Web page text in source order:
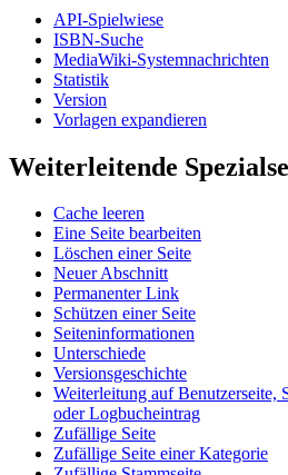
API-Spielwiese
ISBN-Suche
MediaWiki-Systemnachrichten
Statistik
Version
Vorlagen expandieren
Weiterleitende
Cache leeren
Eine Seite bearbeiten
Löschen einer Seite
Neuer Abschnitt
Permanenter Link
Schützen einer Seite
Seiteninformationen
Unterschiede
Versionsgeschichte
Weiterleitung auf Benutzerseite,
oder Logbucheintrag
Zufällige Seite
Zufällige Seite einer Kategorie